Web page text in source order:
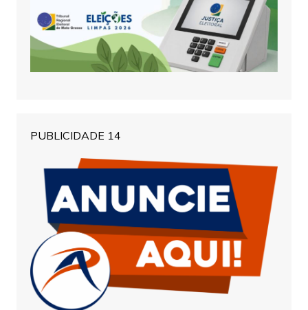
PUBLICIDADE 14